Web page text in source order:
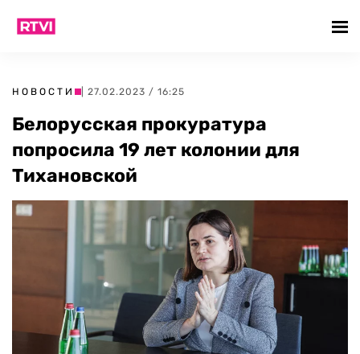
НОВОСТИ | 27.02.2023 / 16:25
Белорусская прокуратура
попросила 19 лет колонии для
Тихановской